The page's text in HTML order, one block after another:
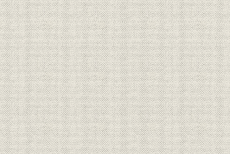
第3節 原材料確保対策
第4節 財閥解体政策と当社
第5節 労使関係と厚生施設
第6節 業績の推移
第6章 多様化と模索(1955~65年)
第1節 調整と操業短縮の時代
第2節 量産メーカーへの道